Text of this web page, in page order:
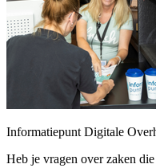
Informatiepunt Digitale
Heb je vragen over zaken